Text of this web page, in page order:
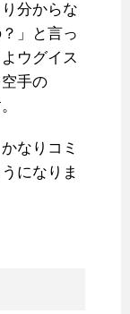
分からな
」と言っ
ウグイス
手の
なりコミ
になりま